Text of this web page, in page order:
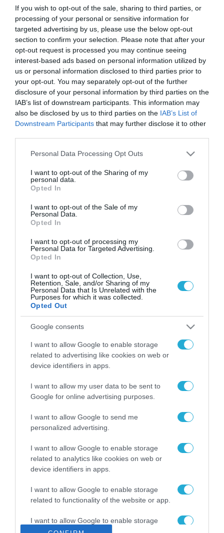
If you wish to opt-out of the sale, sharing to third parties, or
processing of your personal or sensitive information for
targeted advertising by us, please use the below opt-out
section to confirm your selection. Please note that after your
opt-out request is processed you may continue seeing
interest-based ads based on personal information utilized by
us or personal information disclosed to third parties prior to
your opt-out. You may separately opt-out of the further
disclosure of your personal information by third parties on the
IAB’s list of downstream participants. This information may
also be disclosed by us to third parties on the IAB’s List of
Downstream Participants that may further disclose it to other
Please note that this website/app uses one or more Google
not limited to your visit or usage behaviour. You may click to
grant or deny consent to Google and its third-party tags to
use your data for below specified purposes in below Google
consent section.
Personal Data Processing Opt Outs
I want to opt-out of the Sharing of my
personal data.
Opted In
I want to opt-out of the Sale of my
Personal Data.
Opted In
I want to opt-out of processing my
Personal Data for Targeted Advertising.
Opted In
I want to opt-out of Collection, Use,
Retention, Sale, and/or Sharing of my
Personal Data that Is Unrelated with the
Purposes for which it was collected.
Opted Out
Google consents
I want to allow Google to enable storage
related to advertising like cookies on web or
device identifiers in apps.
I want to allow my user data to be sent to
Google for online advertising purposes.
I want to allow Google to send me
personalized advertising.
I want to allow Google to enable storage
related to analytics like cookies on web or
device identifiers in apps.
I want to allow Google to enable storage
related to functionality of the website or app.
I want to allow Google to enable storage
related to personalization.
μία από τις […]
ΡΟΗ ΕΙΔΗΣΕΩΝ
Το χρηματοδοτούμενο
από την ΕΕ έργο “The
Gaming Police”
ενισχύει την ασφάλεια
των παιδιών στο
διαδίκτυο
31.07.2026
ΑΑΔΕ: Διευκρινίσεις
για τα πρόστιμα σε
αφορούν τους ΦΗΜ
Σ. Καλαφάτης: «Η
Τεχνητή Νοημοσύνη
δεν είναι απλώς μια
μια νέα βιομηχανική
επανάσταση»
Νέος οδηγός του ΕΚΤ
των ελληνικών